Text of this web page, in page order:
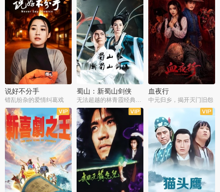
说好不分手
错乱纷杂的爱情纠葛戏
蜀山：新蜀山剑侠
无法超越的林青霞经典角色
血夜行
中元归乡，揭开灭门旧怨